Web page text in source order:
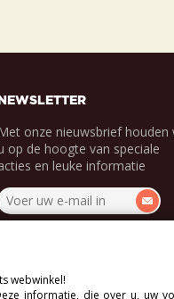
NEWSLETTER
onze nieuwsbrief houden
op de hoogte van speciale
en leuke informatie
webwinkel!
informatie, die over u, uw